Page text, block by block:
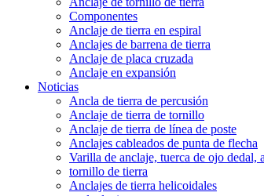
Componentes
Anclaje de tierra en espiral
Anclajes de barrena de tierra
Anclaje de placa cruzada
Anclaje en expansión
Noticias
Ancla de tierra de percusión
Anclaje de tierra de tornillo
Anclaje de tierra de línea de poste
Anclajes cableados de punta de flecha
Varilla de anclaje, tuerca de ojo dedal,
tornillo de tierra
Anclajes de tierra helicoidales